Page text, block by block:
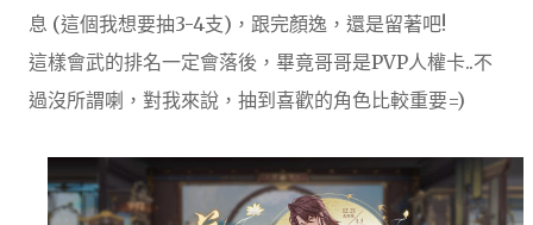
息 (這個我想要抽3-4支)，跟完顏逸，還是留著吧!
這樣會武的排名一定會落後，畢竟哥哥是PVP人權卡..不
過沒所謂喇，對我來說，抽到喜歡的角色比較重要=)